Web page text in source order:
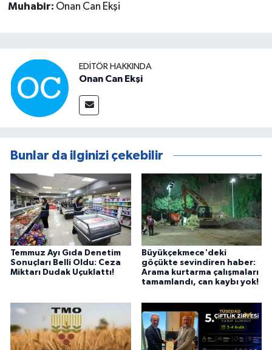
Muhabir: Onan Can Ekşi
EDITÖR HAKKINDA
Onan Can Ekşi
Bunlar da ilginizi çekebilir
Temmuz Ayı Gıda Denetim
Sonuçları Belli Oldu: Ceza
Miktarı Dudak Uçuklattı!
Büyükçekmece'deki
göçükte sevindiren haber:
Arama kurtarma çalışmaları
tamamlandı, can kaybı yok!